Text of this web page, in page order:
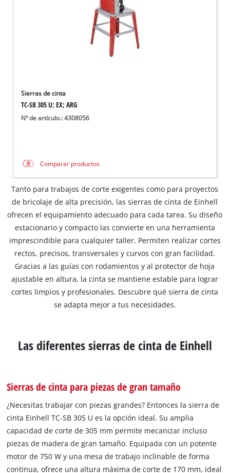
Sierras de cinta
TC-SB 305 U; EX; ARG
Nº de artículo.: 4308056
Comparar productos
Tanto para trabajos de corte exigentes como para proyectos
de bricolaje de alta precisión, las sierras de cinta de Einhell
ofrecen el equipamiento adecuado para cada tarea. Su diseño
estacionario y compacto las convierte en una herramienta
imprescindible para cualquier taller. Permiten realizar cortes
rectos, precisos, transversales y curvos con gran facilidad.
Gracias a las guías con rodamientos y al protector de hoja
ajustable en altura, la cinta se mantiene estable para lograr
cortes limpios y profesionales. Descubre qué sierra de cinta
se adapta mejor a tus necesidades.
Las diferentes sierras de cinta de Einhell
Sierras de cinta para piezas de gran tamaño
¿Necesitas trabajar con piezas grandes? Entonces la sierra de
cinta Einhell TC-SB 305 U es la opción ideal. Su amplia
capacidad de corte de 305 mm permite mecanizar incluso
piezas de madera de gran tamaño. Equipada con un potente
motor de 750 W y una mesa de trabajo inclinable de forma
continua, ofrece una altura máxima de corte de 170 mm, ideal